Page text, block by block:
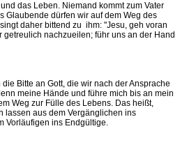
das Leben. Niemand kommt zum Vater
Glaubende dürfen wir auf dem Weg des
daher bittend zu ihm: "Jesu, geh voran
nachzueilen; führ uns an der Hand
Bitte an Gott, die wir nach der Ansprache
meine Hände und führe mich bis an mein
Weg zur Fülle des Lebens. Das heißt,
lassen aus dem Vergänglichen ins
Vorläufigen ins Endgültige.